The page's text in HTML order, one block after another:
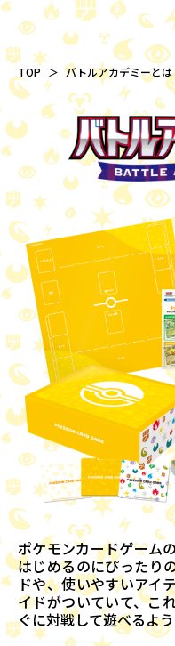
TOP バトルアカデミーとは
ポケモンカードゲーム
はじめるのにぴったり
ドや、使いやすいアイ
イドがついていて、こ
ぐに対戦して遊べるよ